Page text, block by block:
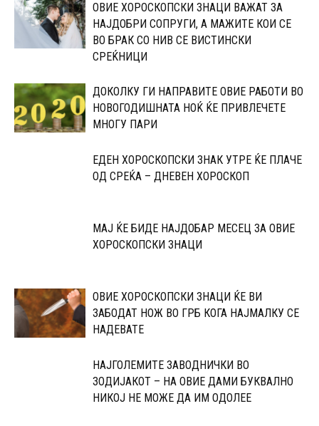
ОВИЕ ХОРОСКОПСКИ ЗНАЦИ ВАЖАТ ЗА
НАЈДОБРИ СОПРУГИ, А МАЖИТЕ КОИ СЕ
ВО БРАК СО НИВ СЕ ВИСТИНСКИ
СРЕЌНИЦИ
ДОКОЛКУ ГИ НАПРАВИТЕ ОВИЕ РАБОТИ ВО
НОВОГОДИШНАТА НОЌ ЌЕ ПРИВЛЕЧЕТЕ
МНОГУ ПАРИ
ЕДЕН ХОРОСКОПСКИ ЗНАК УТРЕ ЌЕ ПЛАЧЕ
ОД СРЕЌА – ДНЕВЕН ХОРОСКОП
МАЈ ЌЕ БИДЕ НАЈДОБАР МЕСЕЦ ЗА ОВИЕ
ХОРОСКОПСКИ ЗНАЦИ
ОВИЕ ХОРОСКОПСКИ ЗНАЦИ ЌЕ ВИ
ЗАБОДАТ НОЖ ВО ГРБ КОГА НАЈМАЛКУ СЕ
НАДЕВАТЕ
НАЈГОЛЕМИТЕ ЗАВОДНИЧКИ ВО
ЗОДИЈАКОТ – НА ОВИЕ ДАМИ БУКВАЛНО
НИКОЈ НЕ МОЖЕ ДА ИМ ОДОЛЕЕ